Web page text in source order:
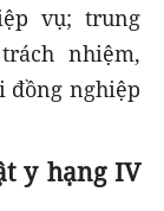
vụ; trung
nhiệm,
đồng nghiệp
y hạng IV